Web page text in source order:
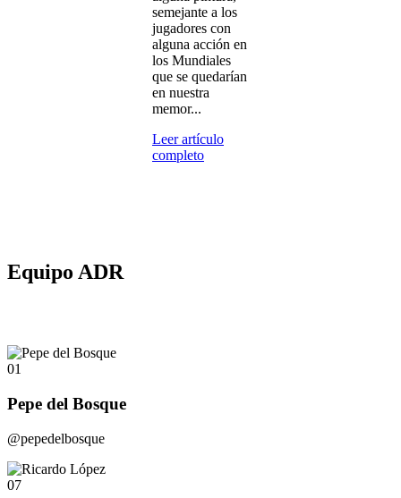
semejante a los
jugadores con
alguna acción en
los Mundiales
que se quedarían
en nuestra
memor...
Leer artículo
completo
Equipo ADR
01
Pepe del Bosque
@pepedelbosque
07